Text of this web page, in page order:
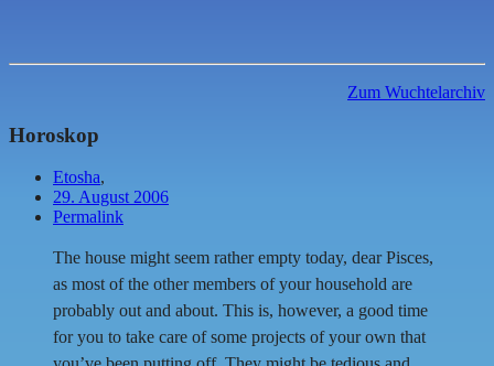
Zum Wuchtelarchiv
Horoskop
Etosha,
29. August 2006
Permalink
The house might seem rather empty today, dear Pisces,
as most of the other members of your household are
probably out and about. This is, however, a good time
for you to take care of some projects of your own that